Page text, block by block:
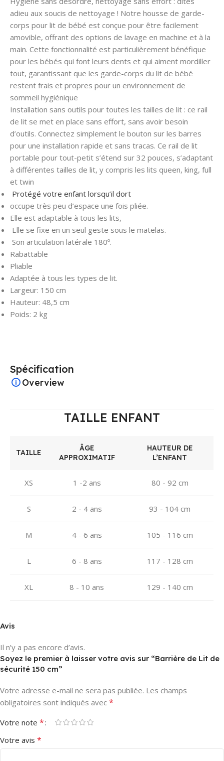
adieu aux soucis de nettoyage ! Notre housse de garde-
corps pour lit de bébé est conçue pour être facilement
amovible, offrant des options de lavage en machine et à la
main. Cette fonctionnalité est particulièrement bénéfique
pour les bébés qui font leurs dents et qui aiment mordiller
tout, garantissant que les garde-corps du lit de bébé
restent frais et propres pour un environnement de
sommeil hygiénique
Installation sans outils pour toutes les tailles de lit : ce rail
de lit se met en place sans effort, sans avoir besoin
d’outils. Connectez simplement le bouton sur les barres
pour une installation rapide et sans tracas. Ce rail de lit
portable pour tout-petit s’étend sur 32 pouces, s’adaptant
à différentes tailles de lit, y compris les lits queen, king, full
et twin
Protégé votre enfant lorsqu’il dort
occupe très peu d’espace une fois pliée.
Elle est adaptable à tous les lits,
Elle se fixe en un seul geste sous le matelas.
Son articulation latérale 180º.
Rabattable
Pliable
Adaptée à tous les types de lit.
Largeur: 150 cm
Hauteur: 48,5 cm
Poids: 2 kg
Spécification
Overview
TAILLE ENFANT
TAILLE
ÂGE
APPROXIMATIF
HAUTEUR DE
L’ENFANT
XS 1 -2 ans 80 - 92 cm
S 2 - 4 ans 93 - 104 cm
M 4 - 6 ans 105 - 116 cm
L 6 - 8 ans 117 - 128 cm
XL 8 - 10 ans 129 - 140 cm
Avis
Il n’y a pas encore d’avis.
Soyez le premier à laisser votre avis sur “Barrière de Lit de
sécurité 150 cm”
Votre adresse e-mail ne sera pas publiée. Les champs
obligatoires sont indiqués avec *
Votre note *
Votre avis *